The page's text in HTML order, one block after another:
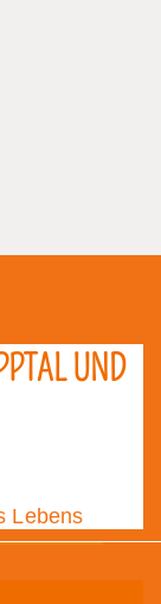
UND
Lebens